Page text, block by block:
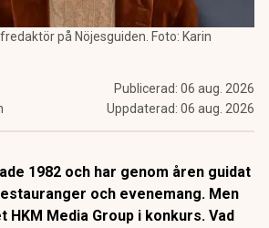
på Nöjesguiden. Foto: Karin
Publicerad: 06 aug. 2026
Uppdaterad: 06 aug. 2026
1982 och har genom åren guidat
och evenemang. Men
HKM Media Group i konkurs. Vad